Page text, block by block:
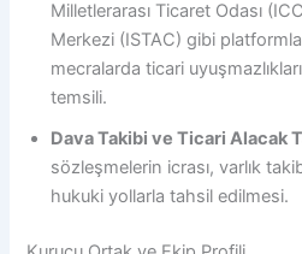
Milletlerarası Ticaret Odası
Merkezi (ISTAC) gibi
mecralarda ticari
temsili.
Dava Takibi ve Ticari Alacak
sözleşmelerin icrası, varlık
hukuki yollarla tahsil edilmesi.